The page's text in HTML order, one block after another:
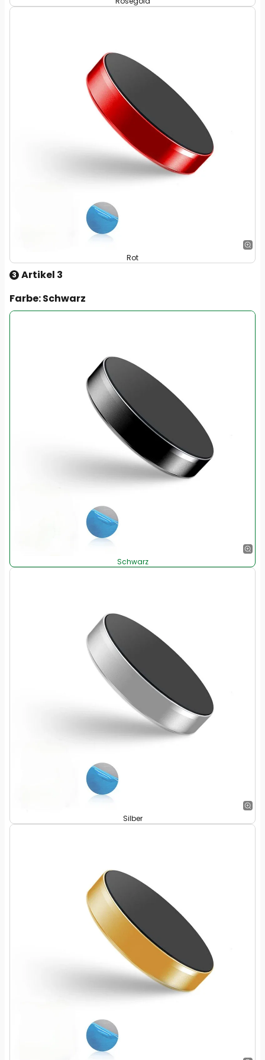
Rot
3 Artikel 3
Farbe: Schwarz
Schwarz
Silber